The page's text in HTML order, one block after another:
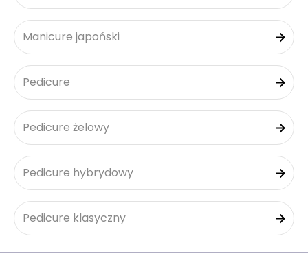
Manicure japoński
Pedicure
Pedicure żelowy
Pedicure hybrydowy
Pedicure klasyczny